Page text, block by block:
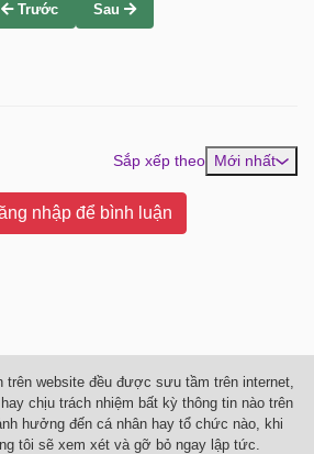
Trước Sau
Sắp xếp theo Mới nhất
nhập để bình luận
trên website đều được sưu tầm trên internet,
chịu trách nhiệm bất kỳ thông tin nào trên
hưởng đến cá nhân hay tổ chức nào, khi
tôi sẽ xem xét và gỡ bỏ ngay lập tức.